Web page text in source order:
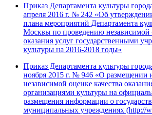
Приказ Департамента культуры
апреля 2016 г. № 242 «Об
плана мероприятий Департамента
Москвы по проведению независимой
оказания услуг государственными
культуры на 2016-2018 годы»
Приказ Департамента культуры
ноября 2015 г. № 946 «О размещении
независимой оценке качества
организациями культуры на
размещения информации о
муниципальных учреждениях (http://